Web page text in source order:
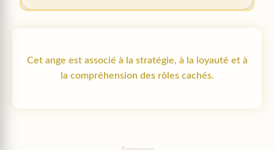
Cet ange est associé à la stratégie, à la loyauté et à
la compréhension des rôles cachés.